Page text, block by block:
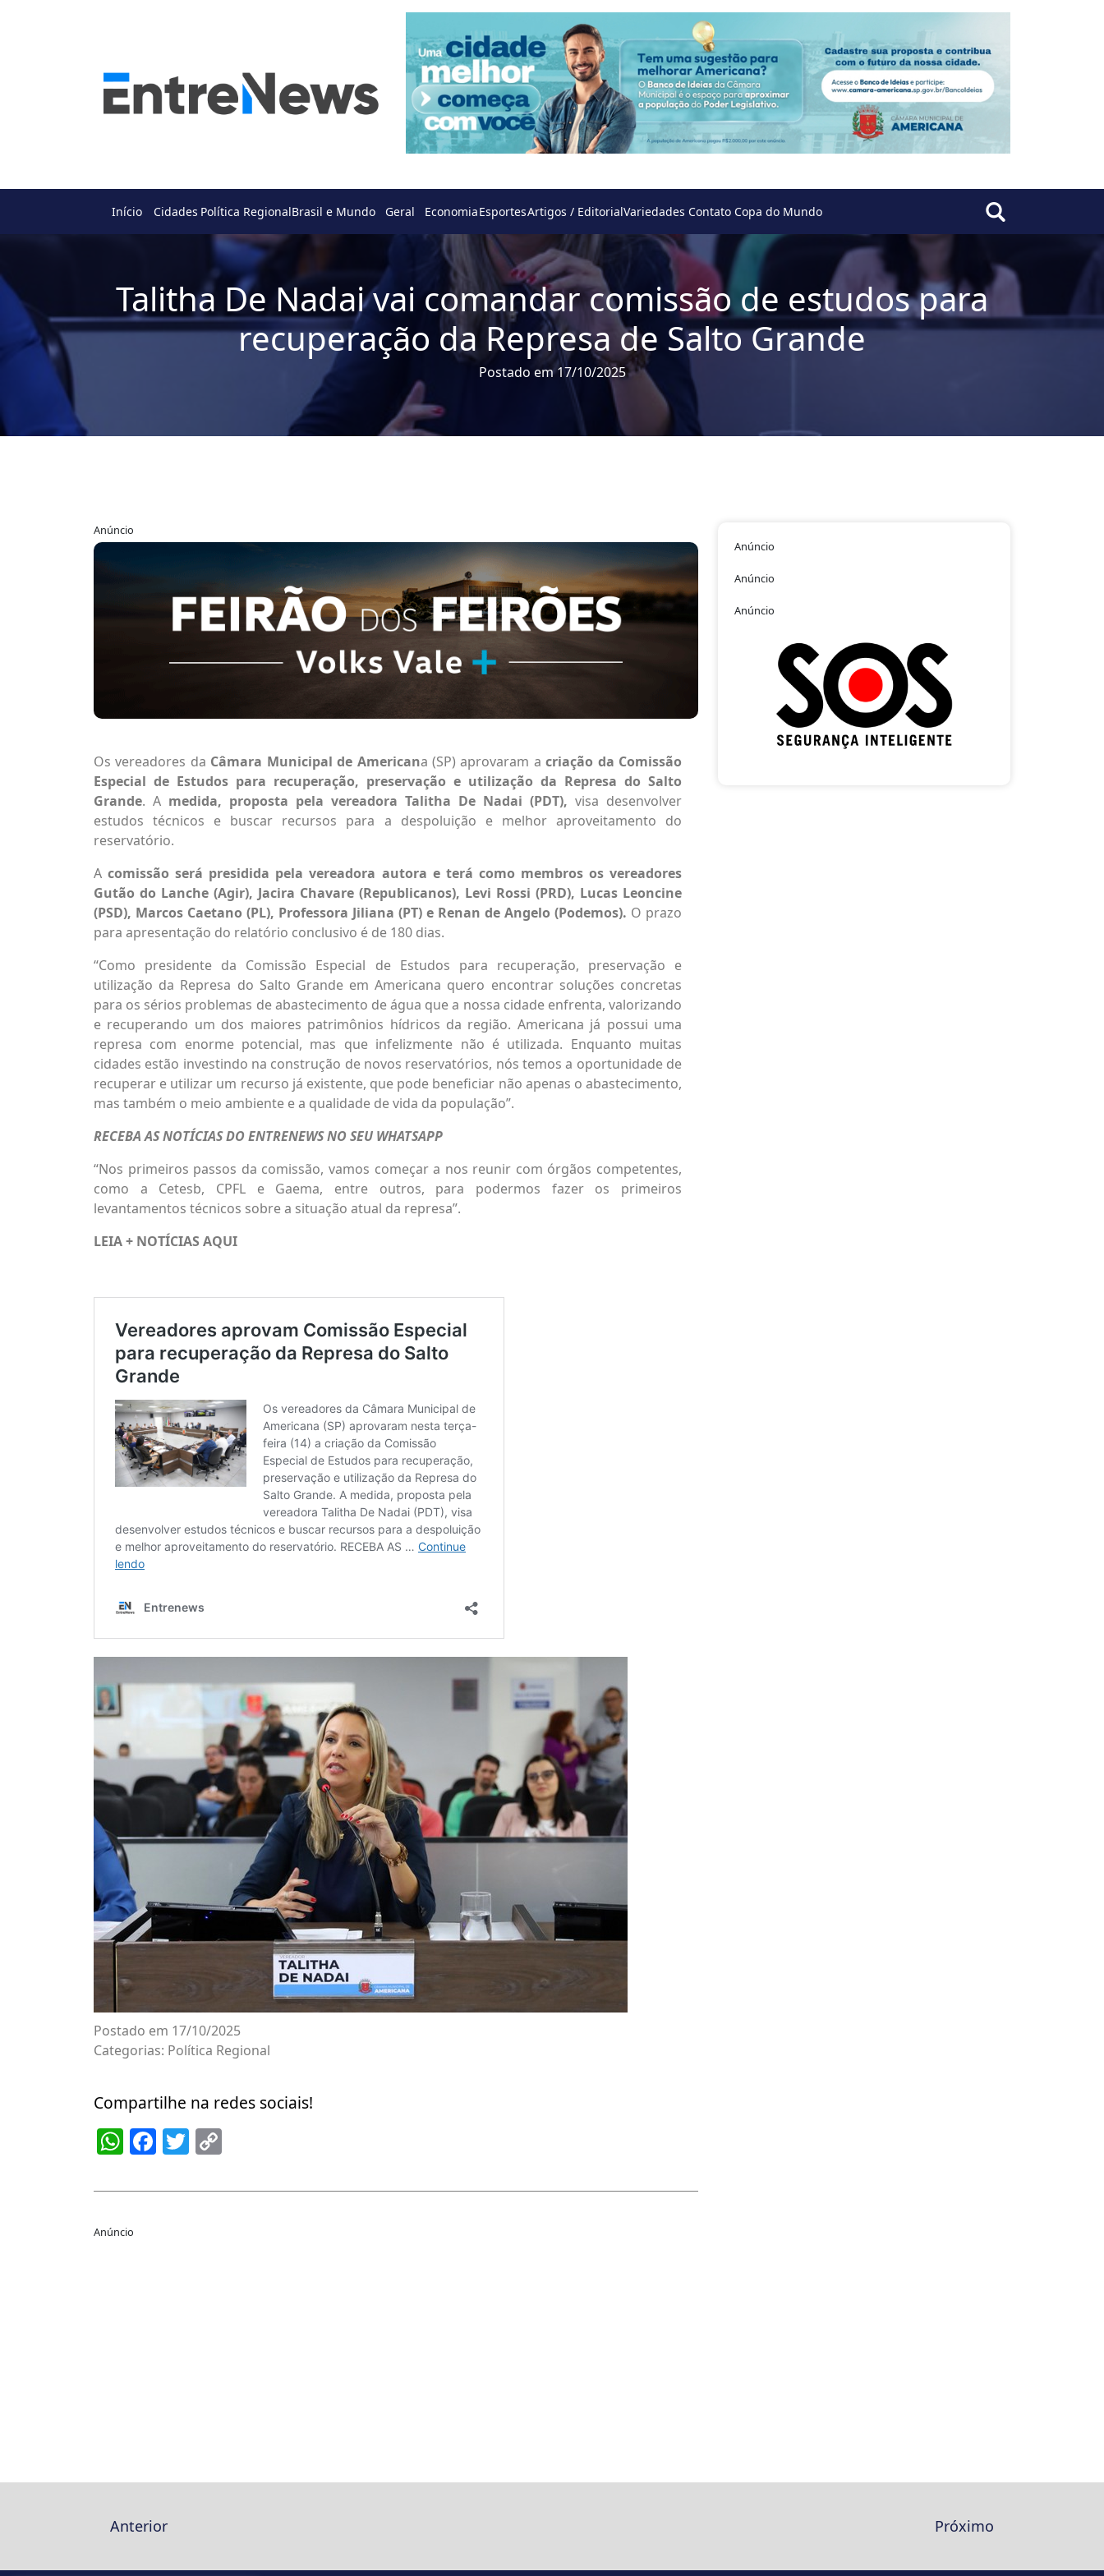
Início Cidades Política RegionalBrasil e Mundo Geral EconomiaEsportesArtigos / EditorialVariedades Contato Copa do Mundo
Talitha De Nadai vai comandar comissão de estudos para
recuperação da Represa de Salto Grande
Postado em 17/10/2025
Anúncio
Os vereadores da Câmara Municipal de Americana (SP) aprovaram acriação da Comissão
Especial de Estudos para recuperação, preservação e utilização da Represa do Salto
Grande. A medida, proposta pela vereadora Talitha De Nadai (PDT), visa desenvolver
estudos técnicos e buscar recursos para a despoluição e melhor aproveitamento do
reservatório.
Acomissão será presidida pela vereadora autora e terá como membros os vereadores
Gutão do Lanche (Agir), Jacira Chavare (Republicanos), Levi Rossi (PRD), Lucas Leoncine
(PSD), Marcos Caetano (PL), Professora Jiliana (PT) e Renan de Angelo (Podemos). O prazo
para apresentação do relatório conclusivo é de 180 dias.
“Como presidente da Comissão Especial de Estudos para recuperação, preservação e
utilização da Represa do Salto Grande em Americana quero encontrar soluções concretas
para os sérios problemas de abastecimento de água que a nossa cidade enfrenta, valorizando
e recuperando um dos maiores patrimônios hídricos da região. Americana já possui uma
represa com enorme potencial, mas que infelizmente não é utilizada. Enquanto muitas
cidades estão investindo na construção de novos reservatórios, nós temos a oportunidade de
recuperar e utilizar um recurso já existente, que pode beneficiar não apenas o abastecimento,
mas também o meio ambiente e a qualidade de vida da população”.
RECEBA AS NOTÍCIAS DO ENTRENEWS NO SEU WHATSAPP
“Nos primeiros passos da comissão, vamos começar a nos reunir com órgãos competentes,
como a Cetesb, CPFL e Gaema, entre outros, para podermos fazer os primeiros
levantamentos técnicos sobre a situação atual da represa”.
LEIA + NOTÍCIAS AQUI
Postado em 17/10/2025
Categorias: Política Regional
Compartilhe na redes sociais!
WhatsApp
Facebook
Twitter
Anúncio
Anúncio
Anúncio
Anúncio
Anterior Próximo